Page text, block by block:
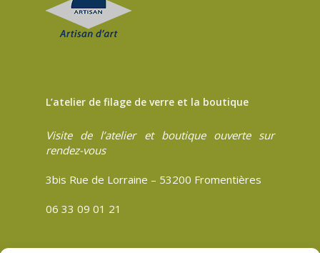
L’atelier de filage de verre et la boutique
Visite de l’atelier et boutique ouverte sur
rendez-vous
3bis Rue de Lorraine – 53200 Fromentières
06 33 09 01 21